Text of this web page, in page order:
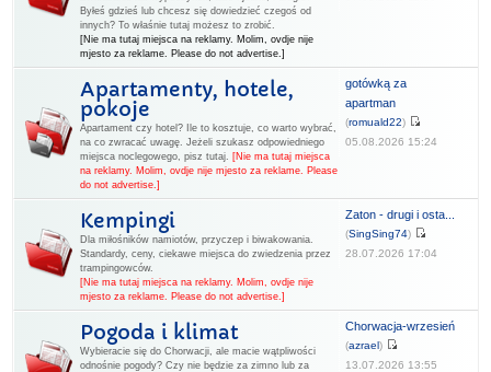
Byłeś gdzieś lub chcesz się dowiedzieć czegoś od
innych? To właśnie tutaj możesz to zrobić.
[Nie ma tutaj miejsca na reklamy. Molim, ovdje nije
mjesto za reklame. Please do not advertise.]
Apartamenty, hotele,
pokoje
Apartament czy hotel? Ile to kosztuje, co warto wybrać,
na co zwracać uwagę. Jeżeli szukasz odpowiedniego
miejsca noclegowego, pisz tutaj. [Nie ma tutaj miejsca
na reklamy. Molim, ovdje nije mjesto za reklame. Please
do not advertise.]
gotówką za
apartman
(romuald22)
05.08.2026 15:24
Kempingi
Dla miłośników namiotów, przyczep i biwakowania.
Standardy, ceny, ciekawe miejsca do zwiedzenia przez
trampingowców.
[Nie ma tutaj miejsca na reklamy. Molim, ovdje nije
mjesto za reklame. Please do not advertise.]
Zaton - drugi i osta...
(SingSing74)
28.07.2026 17:04
Pogoda i klimat
Wybieracie się do Chorwacji, ale macie wątpliwości
odnośnie pogody? Czy nie będzie za zimno lub za
Chorwacja-wrzesień
(azrael)
13.07.2026 13:55